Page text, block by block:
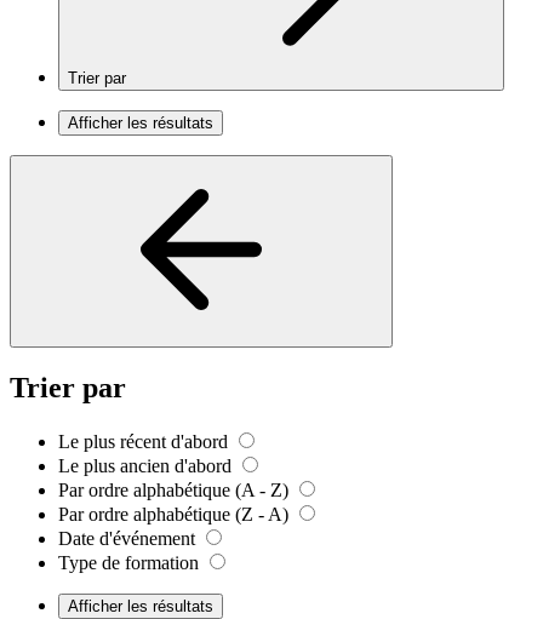
Trier par
Afficher les résultats
Trier par
Le plus récent d'abord
Le plus ancien d'abord
Par ordre alphabétique (A - Z)
Par ordre alphabétique (Z - A)
Date d'événement
Type de formation
Afficher les résultats